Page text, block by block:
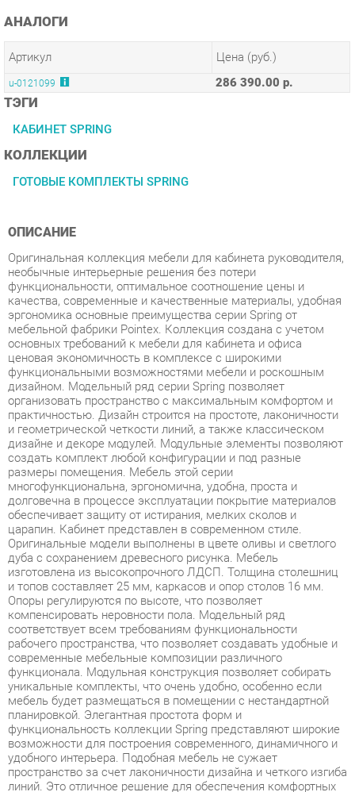
Артикул
u-0121099 286 390.00 р.
ТЭГИ
КАБИНЕТ SPRING
КОЛЛЕКЦИИ
ГОТОВЫЕ КОМПЛЕКТЫ SPRING
ОПИСАНИЕ
функциональности, оптимальное соотношение цены и
эргономика основные преимущества серии Spring от
мебельной фабрики Pointex. Коллекция создана с учетом
основных требований к мебели для кабинета и офиса
ценовая экономичность в комплексе с широкими
функциональными возможностями мебели и роскошным
дизайном. Модельный ряд серии Spring позволяет
организовать пространство с максимальным комфортом и
практичностью. Дизайн строится на простоте, лаконичности
и геометрической четкости линий, а также классическом
дизайне и декоре модулей. Модульные элементы позволяют
создать комплект любой конфигурации и под разные
размеры помещения. Мебель этой серии
многофункциональна, эргономична, удобна, проста и
долговечна в процессе эксплуатации покрытие материалов
обеспечивает защиту от истирания, мелких сколов и
царапин. Кабинет представлен в современном стиле.
Оригинальные модели выполнены в цвете оливы и светлого
дуба с сохранением древесного рисунка. Мебель
изготовлена из высокопрочного ЛДСП. Толщина столешниц
и топов составляет 25 мм, каркасов и опор столов 16 мм.
Опоры регулируются по высоте, что позволяет
компенсировать неровности пола. Модельный ряд
соответствует всем требованиям функциональности
рабочего пространства, что позволяет создавать удобные и
современные мебельные композиции различного
функционала. Модульная конструкция позволяет собирать
уникальные комплекты, что очень удобно, особенно если
мебель будет размещаться в помещении с нестандартной
планировкой. Элегантная простота форм и
функциональность коллекции Spring представляют широкие
возможности для построения современного, динамичного и
удобного интерьера. Подобная мебель не сужает
пространство за счет лаконичности дизайна и четкого изгиба
линий. Это отличное решение для обеспечения комфортных
условий для работы. Коллекция позволяет создать удобное
рабочее место и зону для хранения с максимальным
комфортом. Лаконичность форм, строгая четкость линий и
функциональность изделий представляют широкие
возможности для построения современного, динамичного и